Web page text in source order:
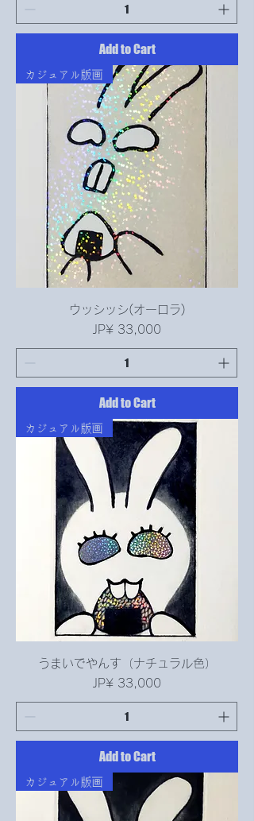
Add to Cart
カジュアル版画
ウッシッシ(オーロラ)
Price
JP¥ 33,000
Add to Cart
カジュアル版画
うまいでやんす（ナチュラル色）
Price
JP¥ 33,000
Add to Cart
カジュアル版画